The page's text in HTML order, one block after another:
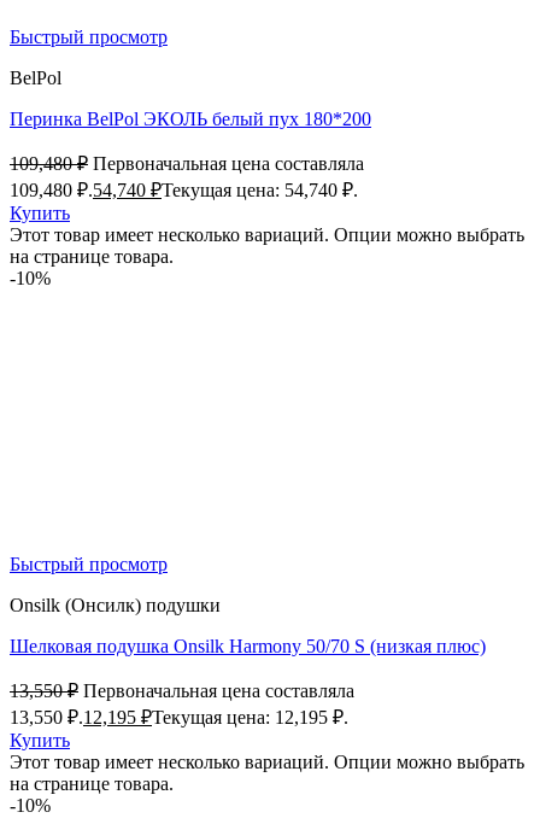
Быстрый просмотр
BelPol
Перинка BelPol ЭКОЛЬ белый пух 180*200
109,480₽ Первоначальная цена составляла
109,480 ₽.54,740 ₽Текущая цена: 54,740 ₽.
Купить
Этот товар имеет несколько вариаций. Опции можно выбрать
на странице товара.
-10%
Быстрый просмотр
Onsilk (Онсилк) подушки
Шелковая подушка Onsilk Harmony 50/70 S (низкая плюс)
13,550₽ Первоначальная цена составляла
13,550 ₽.12,195 ₽Текущая цена: 12,195 ₽.
Купить
Этот товар имеет несколько вариаций. Опции можно выбрать
на странице товара.
-10%